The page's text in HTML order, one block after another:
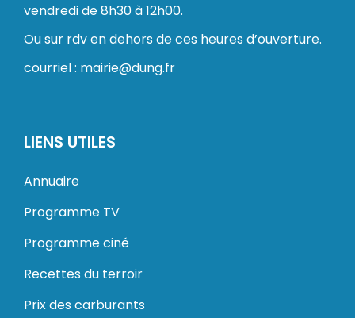
vendredi de 8h30 à 12h00.
Ou sur rdv en dehors de ces heures d’ouverture.
courriel : mairie@dung.fr
LIENS UTILES
Annuaire
Programme TV
Programme ciné
Recettes du terroir
Prix des carburants